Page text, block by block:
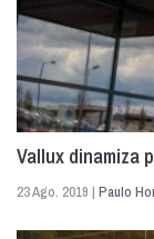
Vallux dinamiza
23 Ago. 2019 | Paulo